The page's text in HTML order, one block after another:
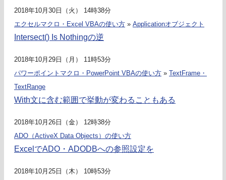
2018年10月30日（火） 14時38分
エクセルマクロ・Excel VBAの使い方 » Applicationオブジェクト
Intersect() Is Nothingの逆
2018年10月29日（月） 11時53分
パワーポイントマクロ・PowerPoint VBAの使い方 » TextFrame・
TextRange
With文に含む範囲で挙動が変わることもある
2018年10月26日（金） 12時38分
ADO（ActiveX Data Objects）の使い方
ExcelでADO・ADODBへの参照設定を
2018年10月25日（木） 10時53分